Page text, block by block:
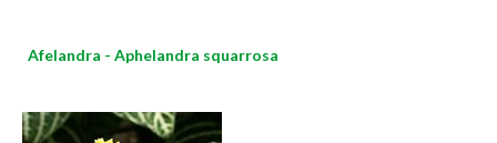
Afelandra - Aphelandra squarrosa